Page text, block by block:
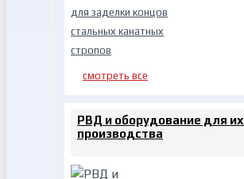
для заделки концов
стальных канатных
стропов
смотреть все
РВД и оборудование для их
производства